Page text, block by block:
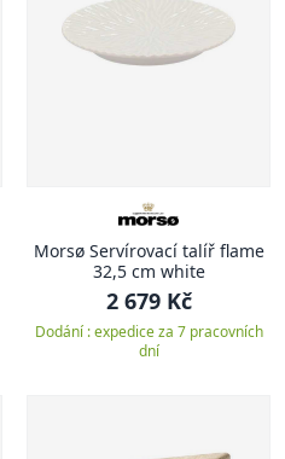
Morsø Servírovací talíř flame
32,5 cm white
2 679 Kč
Dodání : expedice za 7 pracovních
dní